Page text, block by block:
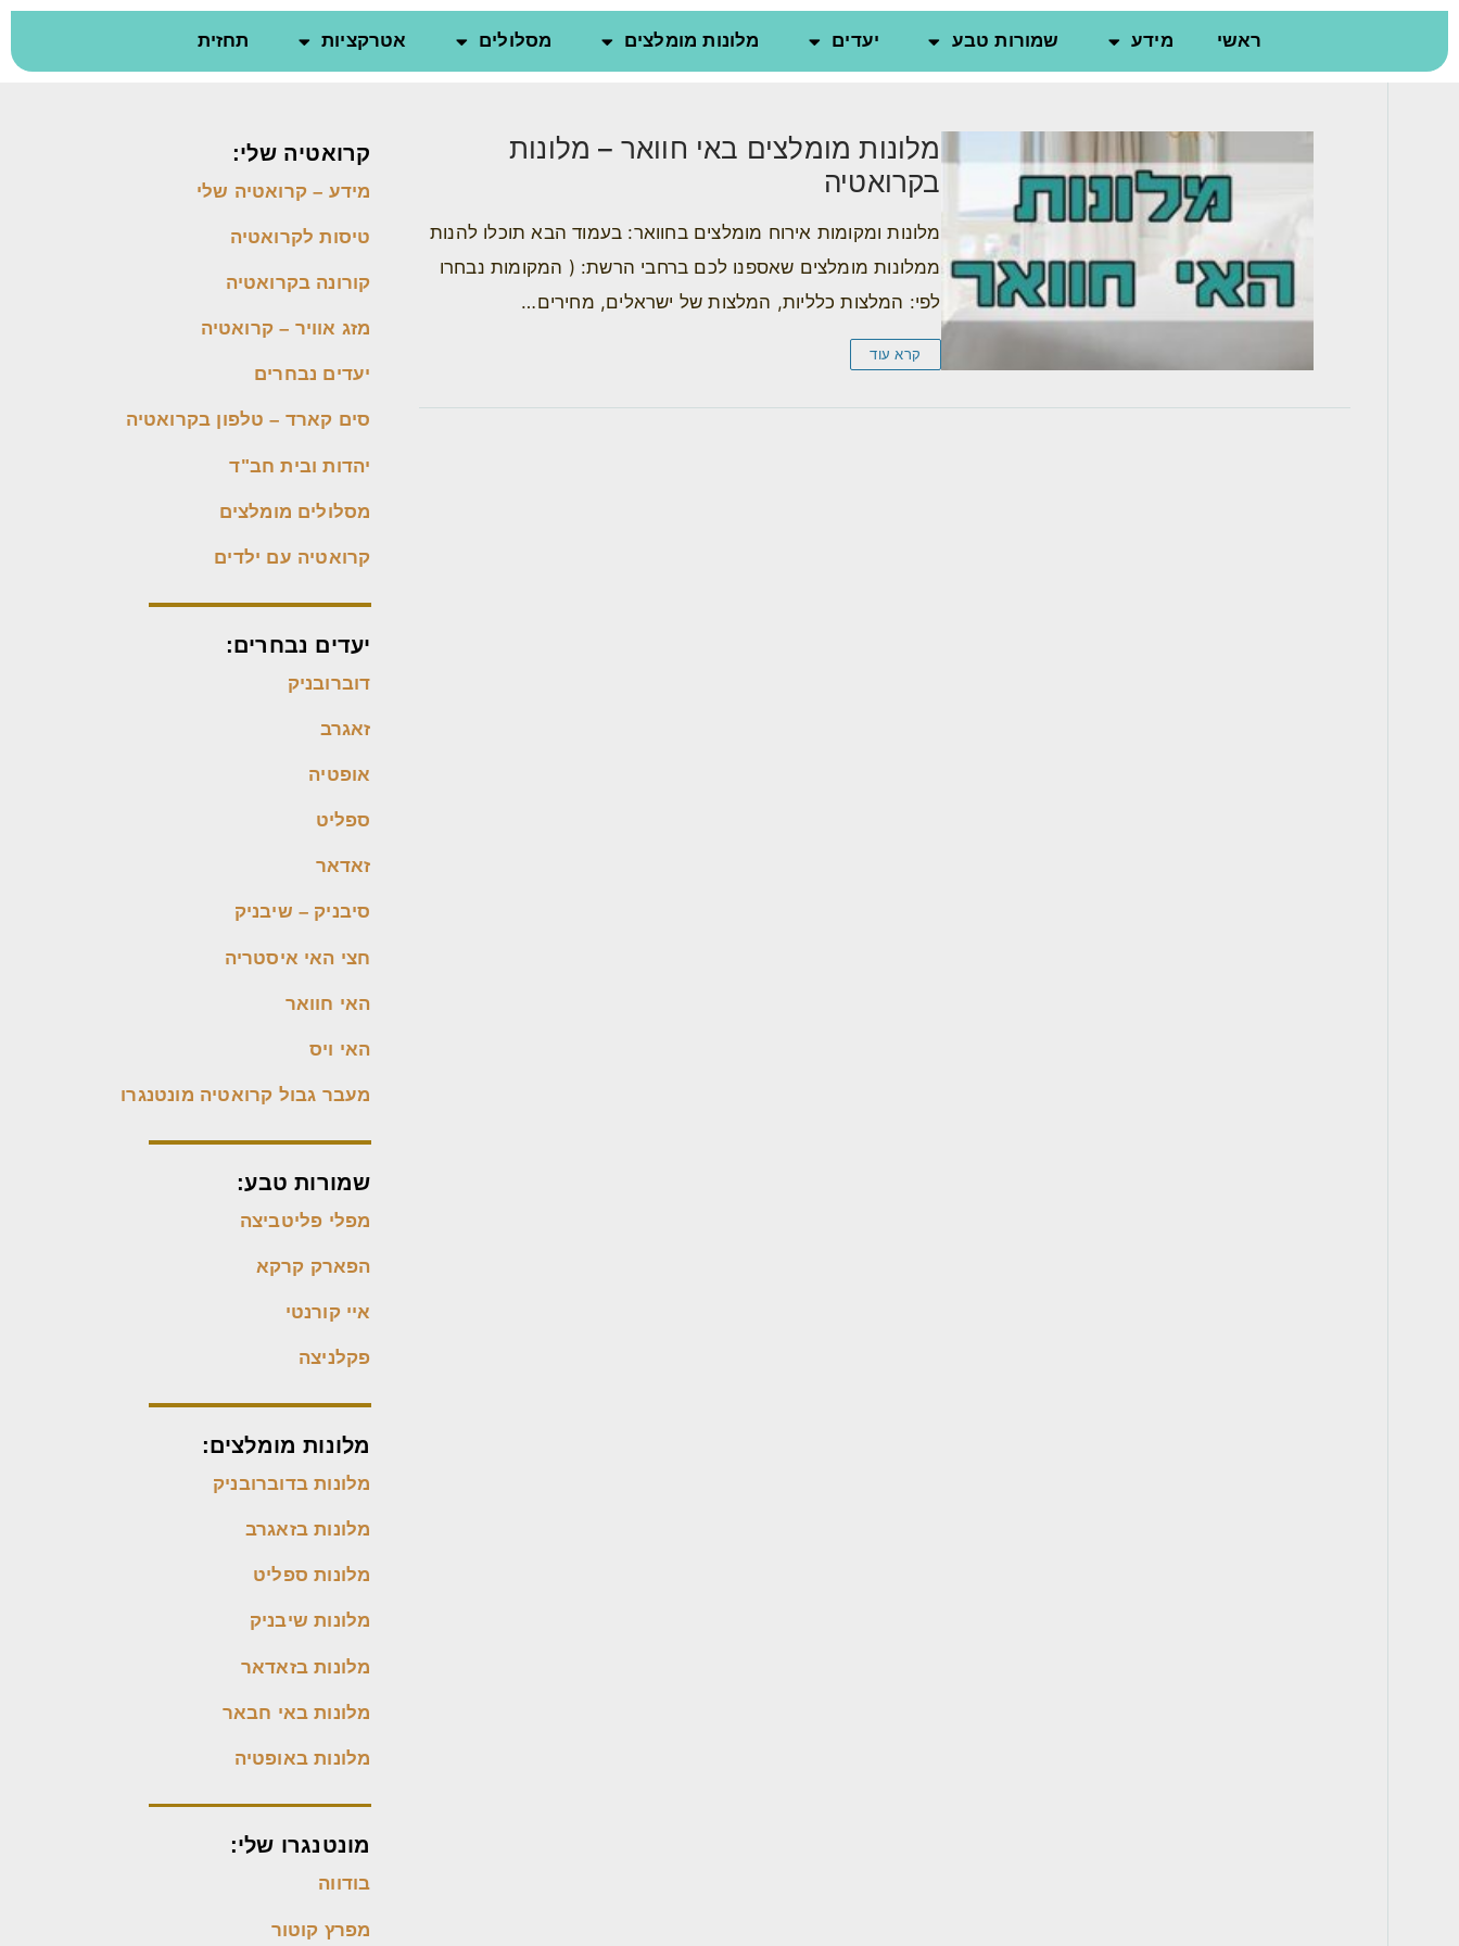
ראשי מידע שמורות טבע יעדים מלונות מומלצים מסלולים אטרקציות תחזית
מלונות מומלצים באי חוואר – מלונות
בקרואטיה
מלונות ומקומות אירוח מומלצים בחוואר: בעמוד הבא תוכלו להנות
ממלונות מומלצים שאספנו לכם ברחבי הרשת: ( המקומות נבחרו
לפי: המלצות כלליות, המלצות של ישראלים, מחירים…
קרא עוד
קרואטיה שלי:
מידע – קרואטיה שלי
טיסות לקרואטיה
קורונה בקרואטיה
מזג אוויר – קרואטיה
יעדים נבחרים
סים קארד – טלפון בקרואטיה
יהדות ובית חב"ד
מסלולים מומלצים
קרואטיה עם ילדים
יעדים נבחרים:
דוברובניק
זאגרב
אופטיה
ספליט
זאדאר
סיבניק – שיבניק
חצי האי איסטריה
האי חוואר
האי ויס
מעבר גבול קרואטיה מונטנגרו
שמורות טבע:
מפלי פליטביצה
הפארק קרקא
איי קורנטי
פקלניצה
מלונות מומלצים:
מלונות בדוברובניק
מלונות בזאגרב
מלונות ספליט
מלונות שיבניק
מלונות בזאדאר
מלונות באי חבאר
מלונות באופטיה
מונטנגרו שלי:
בודווה
מפרץ קוטור